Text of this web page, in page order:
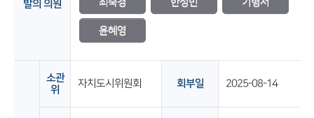
발의 의원
윤혜영
소관
위
자치도시위원회 회부일 2025-08-14